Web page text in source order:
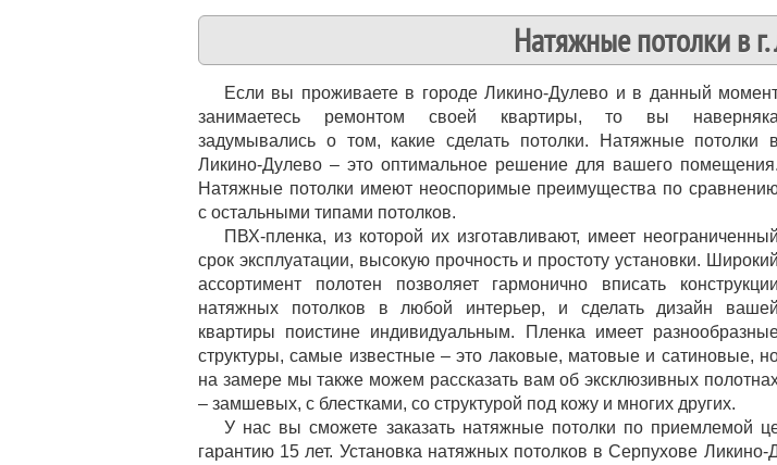
Натяжные потолки в
Если вы проживаете в городе Ликино-Дулево и в данный
занимаетесь ремонтом своей квартиры, то вы наверняка
задумывались о том, какие сделать потолки. Натяжные потолки в
Ликино-Дулево – это оптимальное решение для вашего помещения.
Натяжные потолки имеют неоспоримые преимущества по
с остальными типами потолков.
ПВХ-пленка, из которой их изготавливают, имеет неограниченный
срок эксплуатации, высокую прочность и простоту установки. Широкий
ассортимент полотен позволяет гармонично вписать конструкции
натяжных потолков в любой интерьер, и сделать дизайн вашей
квартиры поистине индивидуальным. Пленка имеет
структуры, самые известные – это лаковые, матовые и сатиновые,
на замере мы также можем рассказать вам об эксклюзивных
– замшевых, с блестками, со структурой под кожу и многих других.
У нас вы сможете заказать натяжные потолки по
гарантию 15 лет. Установка натяжных потолков в Серпухове